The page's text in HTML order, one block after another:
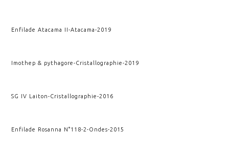
Enfilade Atacama II-Atacama-2019
Imothep & pythagore-Cristallographie-2019
SG IV Laiton-Cristallographie-2016
Enfilade Rosanna N°118-2-Ondes-2015